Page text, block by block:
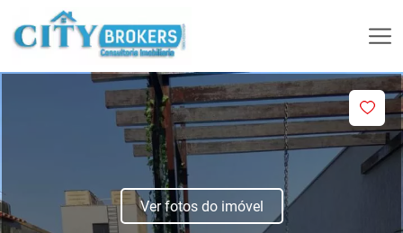
Ver fotos do imóvel